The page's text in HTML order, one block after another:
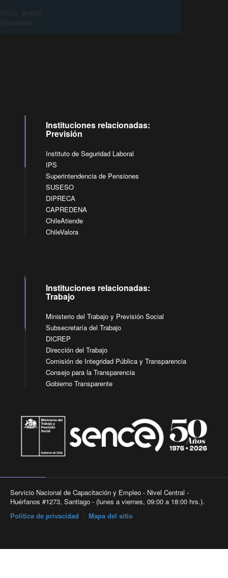
Instituciones relacionadas:
Previsión
Instituto de Seguridad Laboral
IPS
Superintendencia de Pensiones
SUSESO
DIPRECA
CAPREDENA
ChileAtiende
ChileValora
Instituciones relacionadas:
Trabajo
Ministerio del Trabajo y Previsión Social
Subsecretaría del Trabajo
DICREP
Dirección del Trabajo
Comisión de Integridad Pública y Transparencia
Consejo para la Transparencia
Gobierno Transparente
Servicio Nacional de Capacitación y Empleo - Nivel Central -
Huérfanos #1273, Santiago - (lunes a viernes, 09:00 a 18:00 hrs.).
Política de privacidad
Mapa del sitio